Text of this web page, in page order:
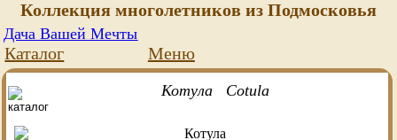
Коллекция многолетников из Подмосковья
Дача Вашей Мечты
Каталог Меню
Котула Cotula